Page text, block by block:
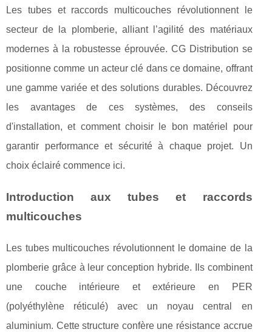
Les tubes et raccords multicouches révolutionnent le
secteur de la plomberie, alliant l’agilité des matériaux
modernes à la robustesse éprouvée. CG Distribution se
positionne comme un acteur clé dans ce domaine, offrant
une gamme variée et des solutions durables. Découvrez
les avantages de ces systèmes, des conseils
d'installation, et comment choisir le bon matériel pour
garantir performance et sécurité à chaque projet. Un
choix éclairé commence ici.
Introduction aux tubes et raccords
multicouches
Les tubes multicouches révolutionnent le domaine de la
plomberie grâce à leur conception hybride. Ils combinent
une couche intérieure et extérieure en PER
(polyéthylène réticulé) avec un noyau central en
aluminium. Cette structure confère une résistance accrue